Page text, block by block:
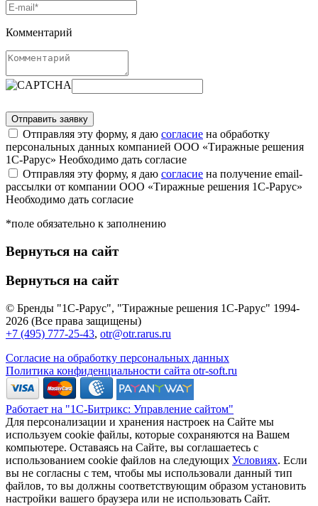
Комментарий
Отправляя эту форму, я даю согласие на обработку
персональных данных компанией ООО «Тиражные решения
1С-Рарус» Необходимо дать согласие
Отправляя эту форму, я даю согласие на получение email-
рассылки от компании ООО «Тиражные решения 1С-Рарус»
Необходимо дать согласие
*поле обязательно к заполнению
Вернуться на сайт
Вернуться на сайт
© Бренды "1С-Рарус", "Тиражные решения 1С-Рарус" 1994-
2026 (Все права защищены)
+7 (495) 777-25-43, otr@otr.rarus.ru
Согласие на обработку персональных данных
Политика конфиденциальности сайта otr-soft.ru
Работает на "1С-Битрикс: Управление сайтом"
Для персонализации и хранения настроек на Сайте мы
используем cookie файлы, которые сохраняются на Вашем
компьютере. Оставаясь на Сайте, вы соглашаетесь с
использованием cookie файлов на следующих Условиях. Если
вы не согласны с тем, чтобы мы использовали данный тип
файлов, то вы должны соответствующим образом установить
настройки вашего браузера или не использовать Сайт.